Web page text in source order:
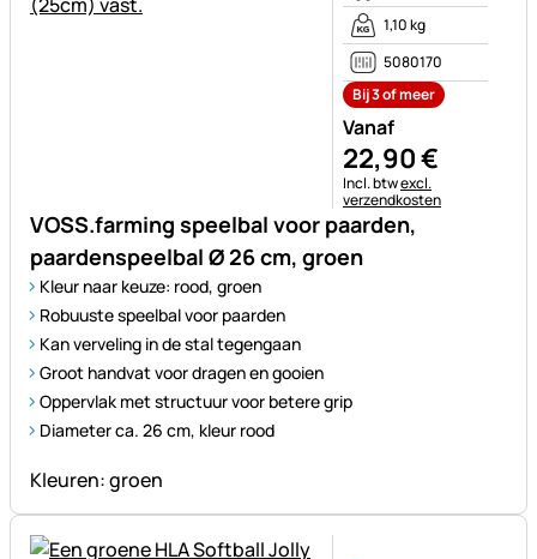
VOSS.farming speelbal voor paarden,
paardenspeelbal Ø 26 cm, groen
Kleur naar keuze: rood, groen
Robuuste speelbal voor paarden
Kan verveling in de stal tegengaan
Groot handvat voor dragen en gooien
Oppervlak met structuur voor betere grip
Diameter ca. 26 cm, kleur rood
Kleuren: groen
1,10 kg
5080170
Bij 3 of meer
Vanaf
22,90€
Belastinginformatie:
Incl. btwexcl.
verzendkosten